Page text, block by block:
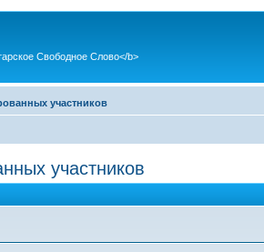
Свободное Слово</b>
участников
участников